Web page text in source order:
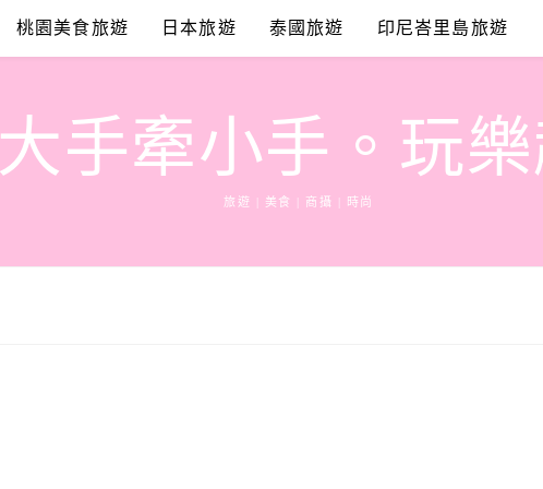
桃園美食旅遊 日本旅遊 泰國旅遊 印尼峇里島旅遊
大手牽小手。玩
旅遊 | 美食 | 商攝 | 時尚